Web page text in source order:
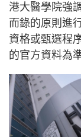
港大醫學院強
而錄的原則進
資格或甄選程
的官方資料為